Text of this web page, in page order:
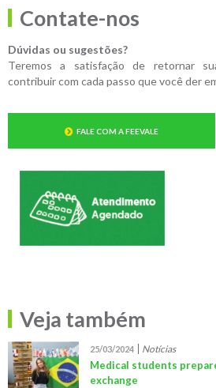
Contate-nos
Dúvidas ou sugestões?
Teremos a satisfação de retornar
contribuir com cada passo que você der
FALE COM A FEEVALE
Veja também
25/03/2024 Notícias
Medical students
exchange